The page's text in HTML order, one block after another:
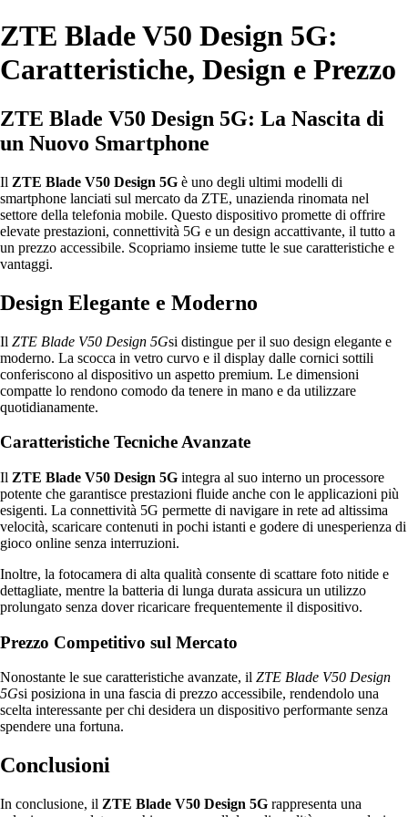
ZTE Blade V50 Design 5G:
Caratteristiche, Design e Prezzo
ZTE Blade V50 Design 5G: La Nascita di
un Nuovo Smartphone
Il ZTE Blade V50 Design 5G è uno degli ultimi modelli di
smartphone lanciati sul mercato da ZTE, unazienda rinomata nel
settore della telefonia mobile. Questo dispositivo promette di offrire
elevate prestazioni, connettività 5G e un design accattivante, il tutto a
un prezzo accessibile. Scopriamo insieme tutte le sue caratteristiche e
vantaggi.
Design Elegante e Moderno
Il ZTE Blade V50 Design 5Gsi distingue per il suo design elegante e
moderno. La scocca in vetro curvo e il display dalle cornici sottili
conferiscono al dispositivo un aspetto premium. Le dimensioni
compatte lo rendono comodo da tenere in mano e da utilizzare
quotidianamente.
Caratteristiche Tecniche Avanzate
Il ZTE Blade V50 Design 5G integra al suo interno un processore
potente che garantisce prestazioni fluide anche con le applicazioni più
esigenti. La connettività 5G permette di navigare in rete ad altissima
velocità, scaricare contenuti in pochi istanti e godere di unesperienza di
gioco online senza interruzioni.
Inoltre, la fotocamera di alta qualità consente di scattare foto nitide e
dettagliate, mentre la batteria di lunga durata assicura un utilizzo
prolungato senza dover ricaricare frequentemente il dispositivo.
Prezzo Competitivo sul Mercato
Nonostante le sue caratteristiche avanzate, il ZTE Blade V50 Design
5Gsi posiziona in una fascia di prezzo accessibile, rendendolo una
scelta interessante per chi desidera un dispositivo performante senza
spendere una fortuna.
Conclusioni
In conclusione, il ZTE Blade V50 Design 5G rappresenta una